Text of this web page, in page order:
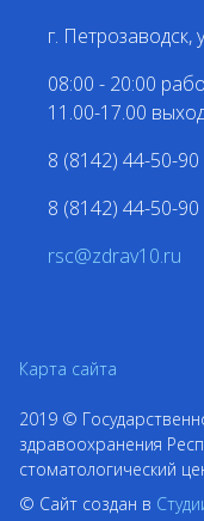
г. Петрозаводск,
08:00 - 20:00
11.00-17.00
8 (8142) 44-50-
8 (8142) 44-50-
rsc@zdrav10.ru
Карта сайта
2019 ©
здравоохранения
стоматологический
© Сайт создан в